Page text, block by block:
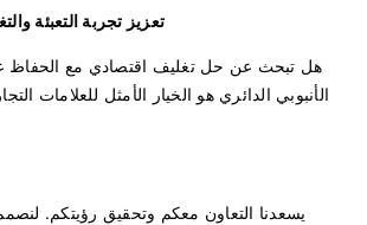
تعزيز تجربة التعبئة
هل تبحث عن حل تغليف اقتصادي مع الحفاظ
الأنبوبي الدائري هو الخيار الأمثل للعلامات
يسعدنا التعاون معكم وتحقيق رؤيتكم.